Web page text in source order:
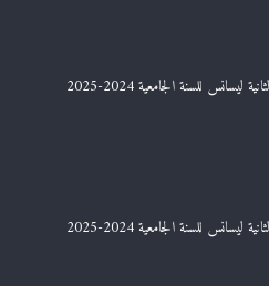
للسنة الجامعية 2024-2025
للسنة الجامعية 2024-2025